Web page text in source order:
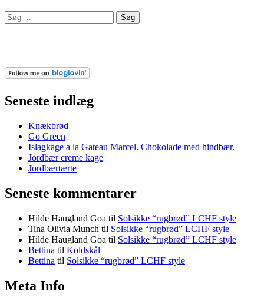
Søg
efter:
Seneste indlæg
Knækbrød
Go Green
Islagkage a la Gateau Marcel. Chokolade med hindbær.
Jordbær creme kage
Jordbærtærte
Seneste kommentarer
Hilde Haugland Goa til Solsikke “rugbrød” LCHF style
Tina Olivia Munch til Solsikke “rugbrød” LCHF style
Hilde Haugland Goa til Solsikke “rugbrød” LCHF style
Bettina til Koldskål
Bettina til Solsikke “rugbrød” LCHF style
Meta Info